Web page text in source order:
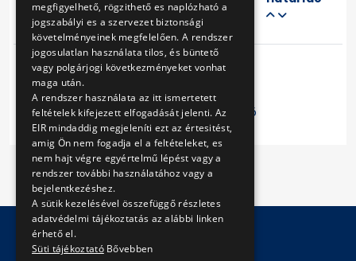
Cím
Előző 1 Következő
megfigyelhető, rögzithető es naplózható a
jogszabályi es a szervezet biztonsági
követelményeinek megfelelően. A rendszer
jogosulatlan használata tilos, és büntető
vagy polgárjogi következményeket vonhat
maga után.
A rendszer használata az itt ismertetett
feltételek kifejezett elfogadását jelenti. Az
EIR mindaddig megjeleníti ezt az értesitést,
amig Ön nem fogadja el a feltételeket, es
nem hajt végre egyértelmű lépést vagy a
rendszer további használatához vagy a
bejelentkezéshez.
A sütik kezelésével összefüggő részletes
adatvédelmi tájékoztatás az alábbi linken
érhető el.
Süti tájékoztató Bővebben